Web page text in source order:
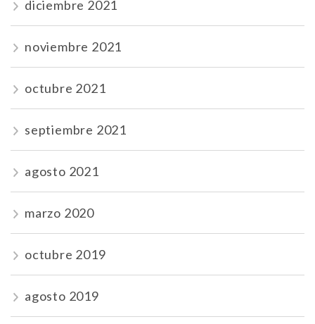
diciembre 2021
noviembre 2021
octubre 2021
septiembre 2021
agosto 2021
marzo 2020
octubre 2019
agosto 2019